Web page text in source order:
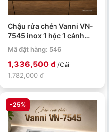
Chậu rửa chén Vanni VN-
7545 inox 1 hộc 1 cánh
750x450x230mm
Mã đặt hàng: 546
1,336,500 đ /Cái
1,782,000 đ
-25%